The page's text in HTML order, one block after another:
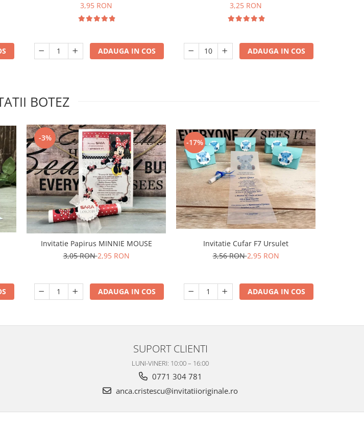
3,95 RON
ADAUGA IN COS
3,25 RON
ADAUGA IN COS
BOTEZ
-3%
Invitatie Papirus MINNIE MOUSE
3,05 RON2,95 RON
ADAUGA IN COS
-17%
Invitatie Cufar F7 Ursulet
3,56 RON2,95 RON
ADAUGA IN COS
SUPORT CLIENTI
LUNI-VINERI: 10:00 – 16:00
0771 304 781
anca.cristescu@invitatiioriginale.ro